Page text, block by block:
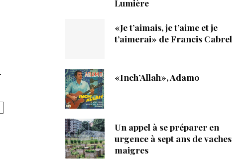
Lumière
«Je t’aimais, je t’aime et je
t’aimerai» de Francis Cabrel
«Inch’Allah», Adamo
Un appel à se préparer en
urgence à sept ans de vaches
maigres